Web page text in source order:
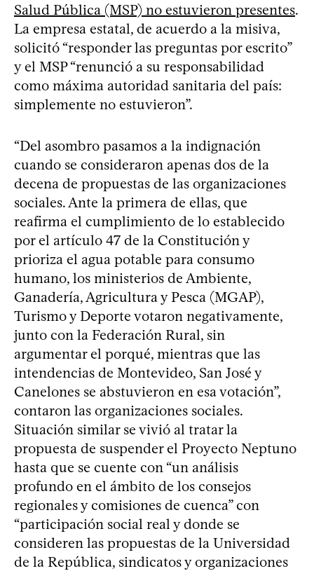
Salud Pública (MSP) no estuvieron presentes.
La empresa estatal, de acuerdo a la misiva,
solicitó “responder las preguntas por escrito”
y el MSP “renunció a su responsabilidad
como máxima autoridad sanitaria del país:
simplemente no estuvieron”.
“Del asombro pasamos a la indignación
cuando se consideraron apenas dos de la
decena de propuestas de las organizaciones
sociales. Ante la primera de ellas, que
reafirma el cumplimiento de lo establecido
por el artículo 47 de la Constitución y
prioriza el agua potable para consumo
humano, los ministerios de Ambiente,
Ganadería, Agricultura y Pesca (MGAP),
Turismo y Deporte votaron negativamente,
junto con la Federación Rural, sin
argumentar el porqué, mientras que las
intendencias de Montevideo, San José y
Canelones se abstuvieron en esa votación”,
contaron las organizaciones sociales.
Situación similar se vivió al tratar la
propuesta de suspender el Proyecto Neptuno
hasta que se cuente con “un análisis
profundo en el ámbito de los consejos
regionales y comisiones de cuenca” con
“participación social real y donde se
consideren las propuestas de la Universidad
de la República, sindicatos y organizaciones